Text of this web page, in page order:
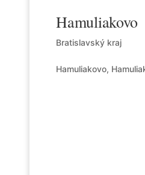
Hamuliakovo
Bratislavský kraj
Hamuliakovo,